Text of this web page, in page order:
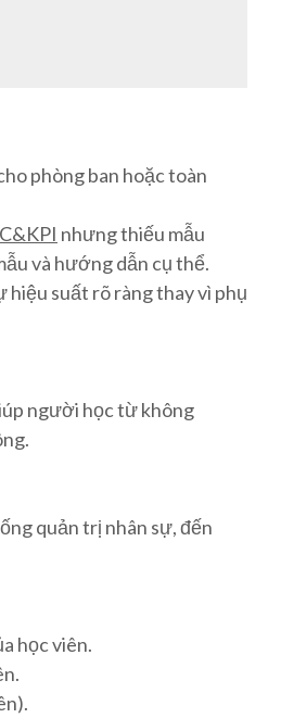
phòng ban hoặc toàn
nhưng thiếu mẫu
và hướng dẫn cụ thể.
hiệu suất rõ ràng thay vì phụ
người học từ không
quản trị nhân sự, đến
học viên.